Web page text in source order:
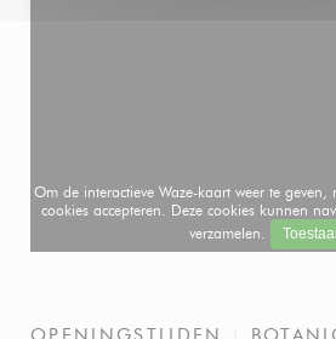
Om de interactieve Waze-kaart weer te
cookies accepteren. Deze cookies kunnen
verzamelen.